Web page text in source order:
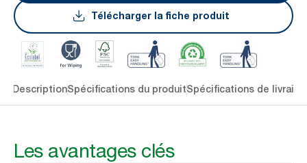
Télécharger la fiche produit
DescriptionSpécifications du produitSpécifications de
Les avantages clés